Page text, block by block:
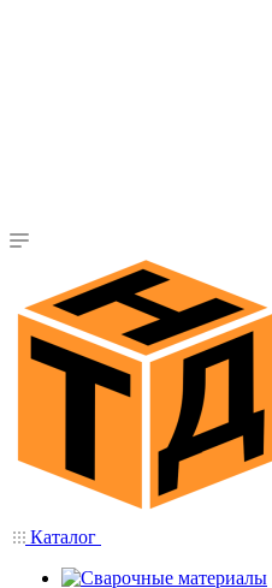
Каталог